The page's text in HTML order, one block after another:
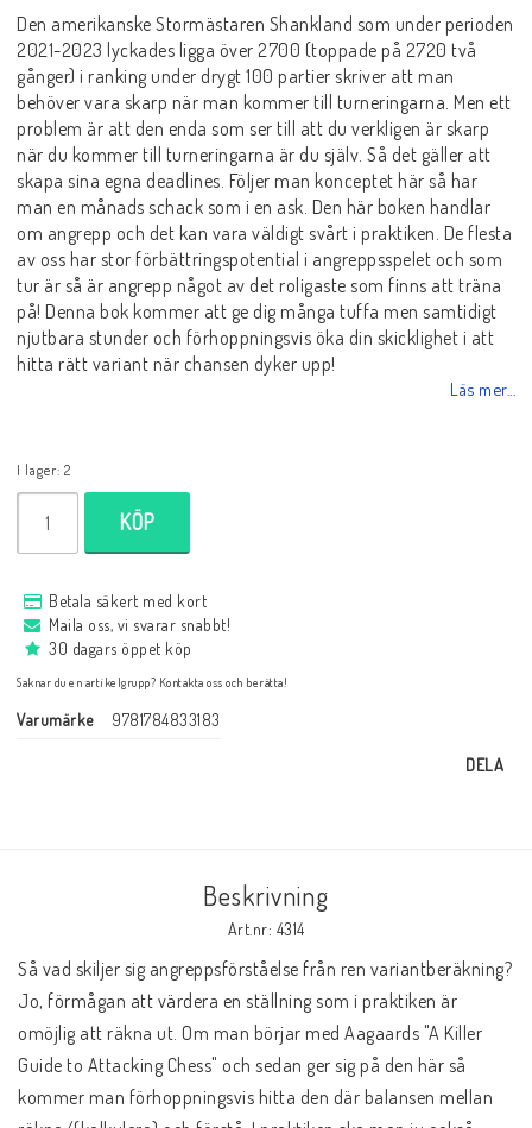
Schackfilmer
Databaser/Databasprogram
Ladda ner
Övrigt
Fraktkostnader till utlandet
Schacktidskrifter
Schacklektioner
Ari gillar
Vad har du för ranking?
Kontaktformulär
Den amerikanske Stormästaren Shankland som under perioden
2021-2023 lyckades ligga över 2700 (toppade på 2720 två
gånger) i ranking under drygt 100 partier skriver att man
behöver vara skarp när man kommer till turneringarna. Men ett
problem är att den enda som ser till att du verkligen är skarp
när du kommer till turneringarna är du själv. Så det gäller att
skapa sina egna deadlines. Följer man konceptet här så har
man en månads schack som i en ask. Den här boken handlar
om angrepp och det kan vara väldigt svårt i praktiken. De flesta
av oss har stor förbättringspotential i angreppsspelet och som
tur är så är angrepp något av det roligaste som finns att träna
på! Denna bok kommer att ge dig många tuffa men samtidigt
njutbara stunder och förhoppningsvis öka din skicklighet i att
hitta rätt variant när chansen dyker upp!
Läs mer...
I lager: 2
KÖP
Betala säkert med kort
Maila oss, vi svarar snabbt!
30 dagars öppet köp
Saknar du en artikelgrupp? Kontakta oss och berätta!
Varumärke 9781784833183
DELA
Beskrivning
Art.nr: 4314
Så vad skiljer sig angreppsförståelse från ren variantberäkning?
Jo, förmågan att värdera en ställning som i praktiken är
omöjlig att räkna ut. Om man börjar med Aagaards "A Killer
Guide to Attacking Chess" och sedan ger sig på den här så
kommer man förhoppningsvis hitta den där balansen mellan